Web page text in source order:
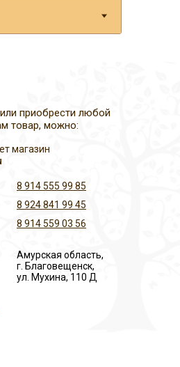
Амурская область,
г. Благовещенск,
ул. Мухина, 110 Д
8 914 555 99 85
8 924 841 99 45
8 914 559 03 56
магазин
приобрести любой
товар, можно: